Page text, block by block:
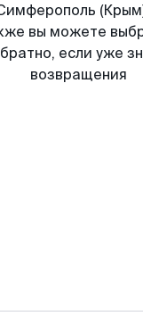
вы можете
если уже
возвращения